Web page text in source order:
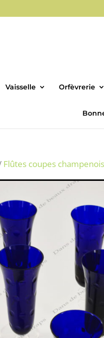
Vaisselle Orfèvrerie
Flûtes coupes